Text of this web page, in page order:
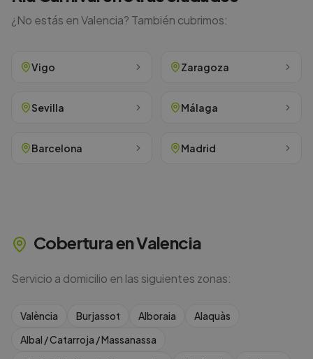
¿No estás enValencia? También cubrimos:
Vigo Zaragoza
Sevilla Málaga
Barcelona Madrid
Cobertura enValencia
Servicio a domicilio en las siguientes zonas:
València Burjassot Alboraia
Alaquàs
Albal / Catarroja / Massanassa